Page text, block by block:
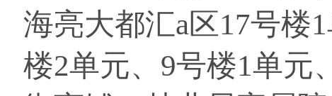
海亮大都汇a区17号楼
楼2单元、9号楼1单元